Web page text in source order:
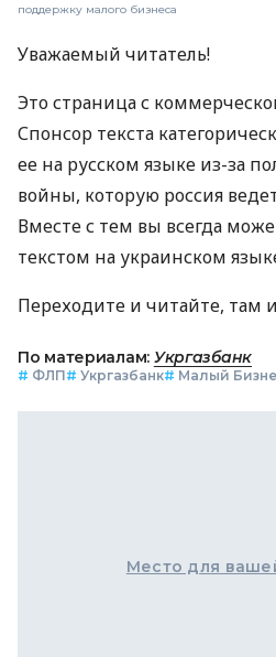
поддержку малого бизнеса
Уважаемый читатель!
Это страница с
Спонсор текста
ее на русском языке из-за
войны, которую россия
Вместе с тем вы всегда
текстом на украинском
Переходите и читайте, там
По материалам: Укргазбанк
# ФЛП# Укргазбанк# Малый
Место для